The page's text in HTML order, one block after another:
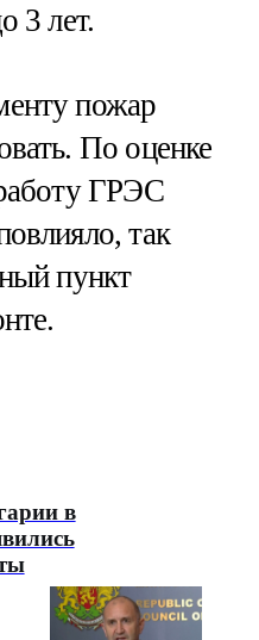
3 лет.
пожар
По оценке
ГРЭС
так
пункт
в